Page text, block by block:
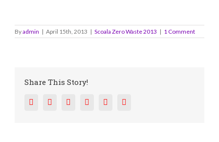
Byadmin | April 15th, 2013 | Scoala Zero Waste 2013 | 1 Comment
Share This Story!
FacebookTwitter Reddit LinkedInTumblr